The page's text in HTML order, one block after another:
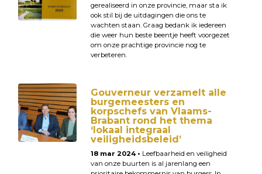
gerealiseerd in onze provincie, maar sta ik
ook stil bij de uitdagingen die ons te
wachten staan. Graag bedank ik iedereen
die weer hun beste beentje heeft voorgezet
om onze prachtige provincie nog te
verbeteren.
Gouverneur verzamelt alle
burgemeesters en
korpschefs van Vlaams-
Brabant rond het thema
‘lokaal integraal
veiligheidsbeleid’
18 mar 2024 • Leefbaarheid en veiligheid
van onze buurten is al jarenlang een